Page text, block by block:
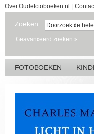
Over Oudefotoboeken.nl
Zoeken:
Geavanceerd zoeken »
FOTOBOEKEN